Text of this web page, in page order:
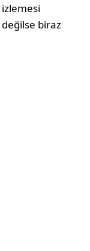
biraz